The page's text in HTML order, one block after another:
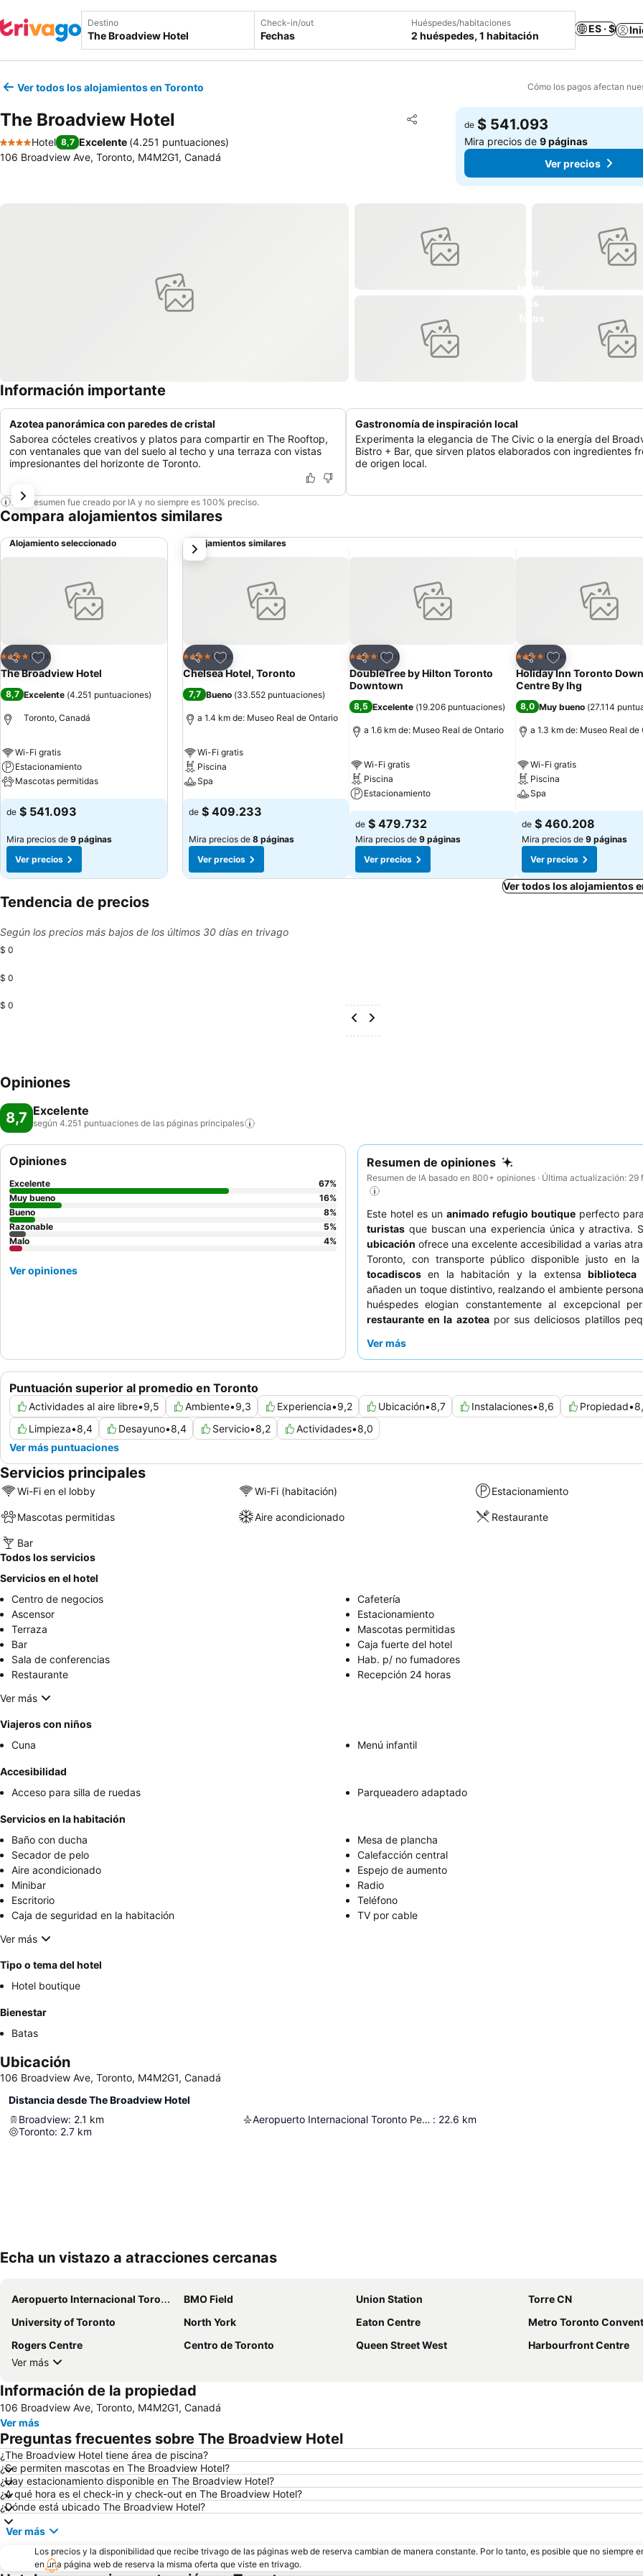
Destino Check-in/out
Fechas
Huéspedes/habitaciones
2 huéspedes, 1 habitación
ES · $
Ver todos los alojamientos en Toronto Cómo los pagos afectan
The Broadview Hotel Compartir
Agregar a favoritos
4 Estrellas
Hotel 8,7 Excelente (4.251 puntuaciones)
106 Broadview Ave, Toronto, M4M2G1, Canadá
de $ 541.093
Mira precios de9 páginas
Ver precios
Información importante
Azotea panorámica con paredes de cristal
Saborea cócteles creativos y platos para compartir en The Rooftop,
con ventanales que van del suelo al techo y una terraza con vistas
impresionantes del horizonte de Toronto.
Gastronomía de inspiración local
Experimenta la elegancia de The Civic o la energía del
Bistro + Bar, que sirven platos elaborados con ingredientes
de origen local.
Este resumen fue creado por IA y no siempre es 100% preciso.
Compara alojamientos similares
Alojamiento seleccionado
Compartir
Agregar a favoritos
4 EstrellasHotel
The Broadview Hotel
8,7 Excelente (4.251 puntuaciones)
Toronto, Canadá
Wi-Fi gratis
Estacionamiento
Mascotas permitidas
de $ 541.093
Mira precios de 9 páginas
Ver precios
Alojamientos similares
Compartir
Agregar a favoritos
4 EstrellasHotel
Chelsea Hotel, Toronto
7,7 Bueno (33.552 puntuaciones)
a 1.4 km de: Museo Real de Ontario
Wi-Fi gratis
Piscina
Spa
de $ 409.233
Mira precios de 8 páginas
Ver precios
Compartir
Agregar a favoritos
4 EstrellasHotel
DoubleTree by Hilton Toronto
Downtown
8,5 Excelente (19.206 puntuaciones)
a 1.6 km de: Museo Real de Ontario
Wi-Fi gratis
Piscina
Estacionamiento
de $ 479.732
Mira precios de 9 páginas
Ver precios
Compartir
Agregar a
4 EstrellasHotel
Holiday Inn Toronto
Centre By Ihg
8,0 Muy bueno (27.114
a 1.3 km de: Museo Real de
Wi-Fi gratis
Piscina
Spa
de $ 460.208
Mira precios de 9 páginas
Ver precios
siguiente
Ver todos los alojamientos
Tendencia de precios
Según los precios más bajos de los últimos 30 días en trivago
$ 0
$ 0
$ 0
Opiniones
8,7 Excelente
según 4.251 puntuaciones de las páginas principales
Resumen de opiniones
Resumen de IA basado en 800+ opiniones · Última actualización: 29
Este hotel es un animado refugio boutique perfecto para
turistas que buscan una experiencia única y atractiva.
ubicación ofrece una excelente accesibilidad a varias
Toronto, con transporte público disponible justo en
tocadiscos en la habitación y la extensabiblioteca
añaden un toque distintivo, realzando el ambiente
huéspedes elogian constantemente al excepcional
restaurante en la azoteapor sus deliciosos platillos
Para una estancia más tranquila, considere solicitar una
Ver más
Puntuación superior al promedio en Toronto
Actividades al aire libre•9,5 Ambiente•9,3 Experiencia•9,2 Ubicación•8,7 Instalaciones•8,6 Propiedad•
Limpieza•8,4 Desayuno•8,4 Servicio•8,2 Actividades•8,0
Ver más puntuaciones
Opiniones
Excelente 67%
Muy bueno
16%
Bueno
8%
Razonable
5%
Malo
4%
Ver opiniones
Servicios principales
Wi-Fi en el lobby Wi-Fi (habitación) Estacionamiento
Mascotas permitidas Aire acondicionado Restaurante
Bar
Todos los servicios
Servicios en el hotel
Centro de negocios
Cafetería
Ascensor
Estacionamiento
Terraza
Mascotas permitidas
Bar
Caja fuerte del hotel
Sala de conferencias
Hab. p/ no fumadores
Restaurante
Recepción 24 horas
Ver más
Viajeros con niños
Cuna
Menú infantil
Accesibilidad
Acceso para silla de ruedas
Parqueadero adaptado
Servicios en la habitación
Baño con ducha
Mesa de plancha
Secador de pelo
Calefacción central
Aire acondicionado
Espejo de aumento
Minibar
Radio
Escritorio
Teléfono
Caja de seguridad en la habitación
TV por cable
Ver más
Tipo o tema del hotel
Hotel boutique
Bienestar
Batas
Ubicación
106 Broadview Ave, Toronto, M4M2G1, Canadá
Distancia desde The Broadview Hotel
Broadview: 2.1 km
Toronto: 2.7 km
Aeropuerto Internacional Toronto Pearson : 22.6 km
Echa un vistazo a atracciones cercanas
Aeropuerto Internacional Toronto Pearson BMO Field Union Station
Torre CN
University of Toronto
North York Eaton Centre
Metro Toronto
Rogers Centre
Centro de Toronto Queen Street West
Harbourfront Centre
Ver más
Información de la propiedad
106 Broadview Ave, Toronto, M4M2G1, Canadá
Ver más
Preguntas frecuentes sobre The Broadview Hotel
¿The Broadview Hotel tiene área de piscina?
¿Se permiten mascotas en The Broadview Hotel?
¿Hay estacionamiento disponible en The Broadview Hotel?
¿A qué hora es el check-in y check-out en The Broadview Hotel?
¿Dónde está ubicado The Broadview Hotel?
Ver más
Los precios y la disponibilidad que recibe trivago de las páginas web de reserva cambian de manera constante. Por lo tanto, es posible que no siempre
en una página web de reserva la misma oferta que viste en trivago.